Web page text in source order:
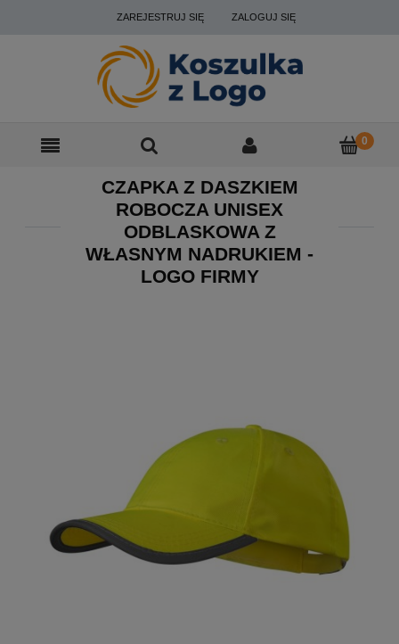
ZAREJESTRUJ SIĘ ZALOGUJ SIĘ
CZAPKA Z DASZKIEM
ROBOCZA UNISEX
ODBLASKOWA Z
WŁASNYM NADRUKIEM -
LOGO FIRMY